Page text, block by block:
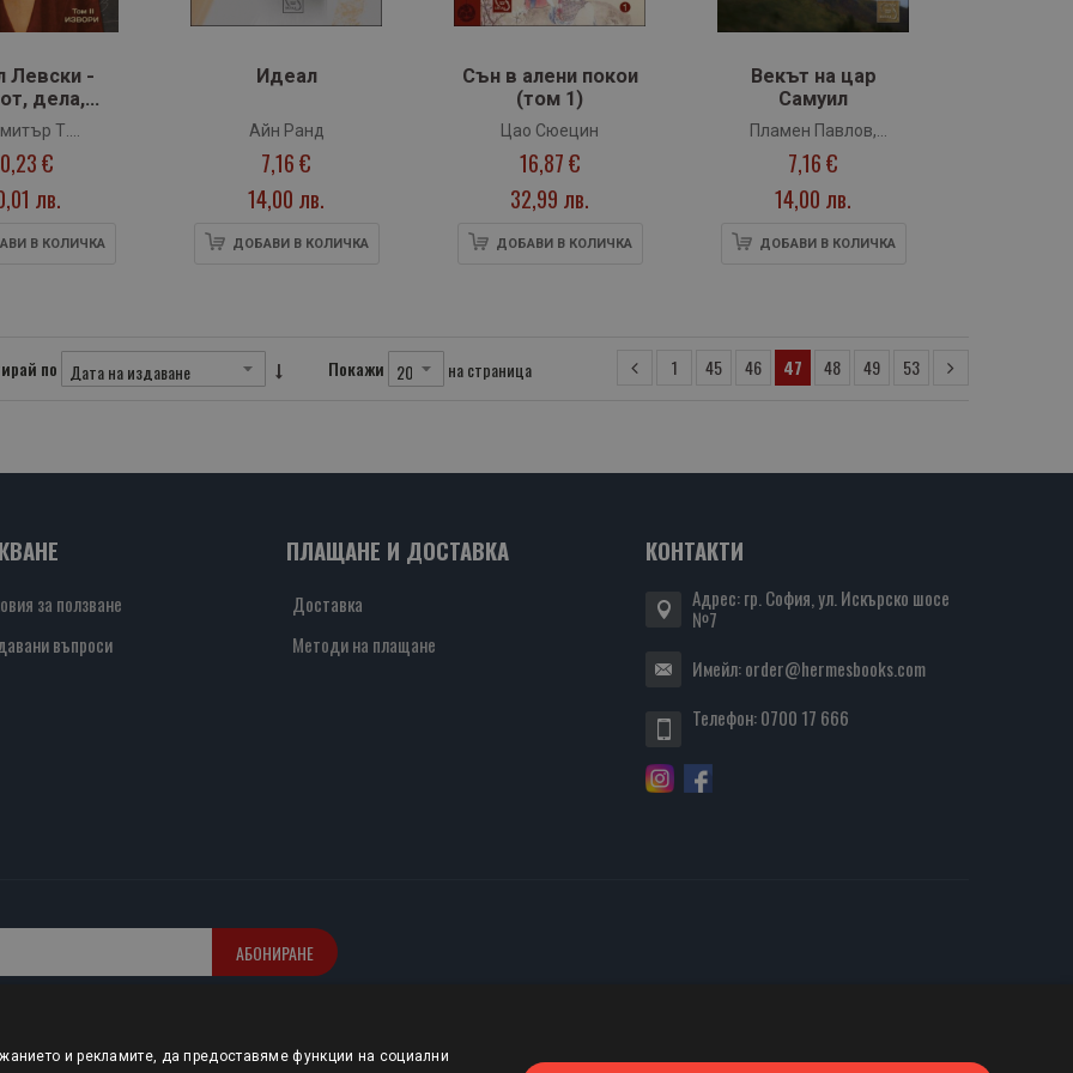
Левски -
дела,
- том 2.
Т.
€
лв.
В КОЛИЧКА
Идеал
Айн Ранд
7,16 €
14,00 лв.
ДОБАВИ В КОЛИЧКА
Сън в алени покои
(том 1)
Цао Сюецин
16,87 €
32,99 лв.
ДОБАВИ В КОЛИЧКА
Векът на цар
Самуил
Пламен Павлов,
Александър Николов,
Мария Босева
7,16 €
14,00 лв.
ДОБАВИ В КОЛИЧКА
по Покажи на страница 1 45 46 47 48 49 53
за ползване
въпроси
ПЛАЩАНЕ И ДОСТАВКА
Доставка
Методи на плащане
КОНТАКТИ
Адрес: гр. София, ул. Искърско шосе
№7
Имейл:order@hermesbooks.com
Телефон:0700 17 666
АБОНИРАНЕ
и рекламите, да предоставяме функции на социални